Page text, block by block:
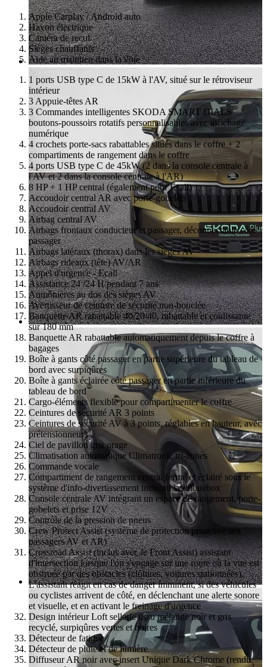
Apple Carplay / Android auto
Hayon électrique
Caméra de recul
Sièges chauffants
Aide au maintien dans la voie
1 ports USB type C de 15kW à l'AV, situé sur le rétroviseur
intérieur
3 Appuie-têtes AR
3 Commandes intelligentes SKODA SMART DIALS
boutons-poussoirs rotatifs personnalisables avec affichage
numérique
4 crochets porte-sacs rabattables situés dans le coffre + 2
compartiments de rangement dans le coffre
4 ports USB type C de 45kW (2 dans la console centrale à
l'AV et 2 dans la console centrale à l'AR)
8 HP + 1 HP central (également pour Ecall)
Accoudoir central AR avec porte-gobelets
Accoudoir central AV
Airbag central AV
Airbags frontaux conducteur et passager, déconnectable côté
passager
Airbags latéraux (thorax) dans les sièges AV
Airbags rideaux (tête) AV/AR
Appel d'urgence - Ecall
Assistance 24 /24 H pendant 7 ans
Aumônières au dos des sièges AV
Avertisseur de ceinture de sécurité non-bouclée
Banquette AR rabattable 40/20/40, rabattable et coulissante
sur 180 mm
Banquette AR rabattable automatiquement depuis le coffre à
bagages
Boîte à gants côté passager en partie supérieure du tableau de
bord avec surpiqûres
Boîte à gants éclairée côté passager en partie inférieure du
tableau de bord
Cargo-éléments flexible pour compartimenter le coffre
Ceintures de sécurité AR 3 points
Ceintures de sécurité AV à 3 points, réglables en hauteur, avec
prétensionneurs
Ciel de pavillon gris orage
Climatisation automatique Climatronic tri-zones
Commande vocale
Compartiment de rangement central fermé et éclairé sous le
système d'info-divertissement incluant la Phonebox
Console centrale AV intégrant un espace de rangement, porte-
gobelets et prise 12V
Contrôle de la pression de pneus
Crew Protect Assist (système de protection proactive des
passagers AV et AR)
Crossroad Assist (inclus avec le Front Assist) assistant
d'intersection lorsque l'on s'engage sur une route où la vue est
obstruée par des obstacles (clôtures, voitures stationnées).
L'assistant réagit en cas de danger imminent, si des véhicules
ou cyclistes arrivent de côté, en déclenchant une alerte sonore
et visuelle, et en activant le freinage d'urgence
Design intérieur Loft sellerie tissu mélange noir et gris
recyclé, surpiqûres vertes et noires
Détecteur de fatigue
Détecteur de pluie et de lumière
Diffuseur AR noir avec insert Unique Dark Chrome (rendu